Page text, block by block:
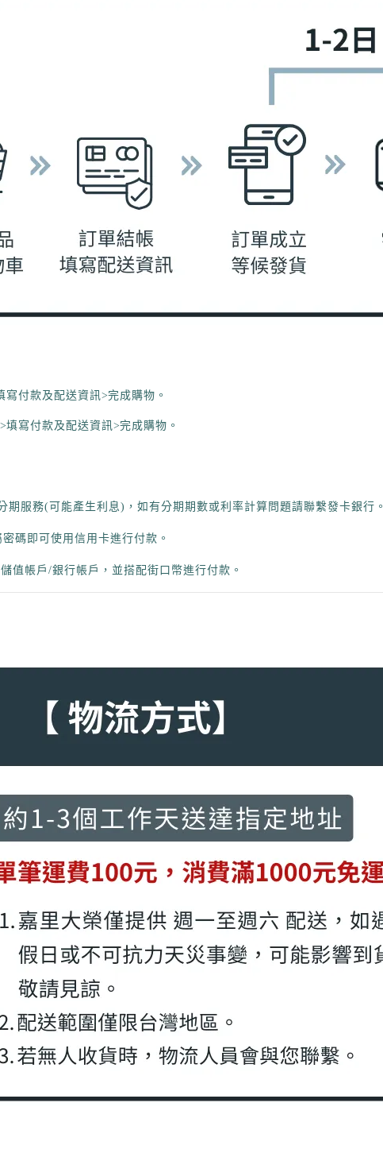
寫付款及配送資訊>完成購物。
>填寫付款及配送資訊>完成購物。
服務(可能產生利息)，如有分期期數或利率計算問題請聯繫發卡銀行。
碼即可使用信用卡進行付款。
值帳戶/銀行帳戶，並搭配街口幣進行付款。